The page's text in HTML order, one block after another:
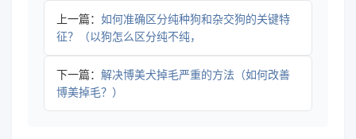
上一篇： 如何准确区分纯种狗和杂交狗的关键特
征？（以狗怎么区分纯不纯，
下一篇： 解决博美犬掉毛严重的方法（如何改善
博美掉毛？）